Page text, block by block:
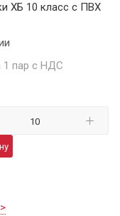
ХБ 10 класс с ПВХ
1 пар с НДС